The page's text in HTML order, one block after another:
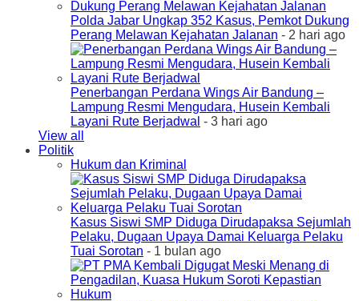
Polda Jabar Ungkap 352 Kasus, Pemkot Dukung
Perang Melawan Kejahatan Jalanan - 2 hari ago
Penerbangan Perdana Wings Air Bandung –
Lampung Resmi Mengudara, Husein Kembali
Layani Rute Berjadwal - 3 hari ago
View all
Politik
Hukum dan Kriminal
Kasus Siswi SMP Diduga Dirudapaksa Sejumlah
Pelaku, Dugaan Upaya Damai Keluarga Pelaku
Tuai Sorotan - 1 bulan ago